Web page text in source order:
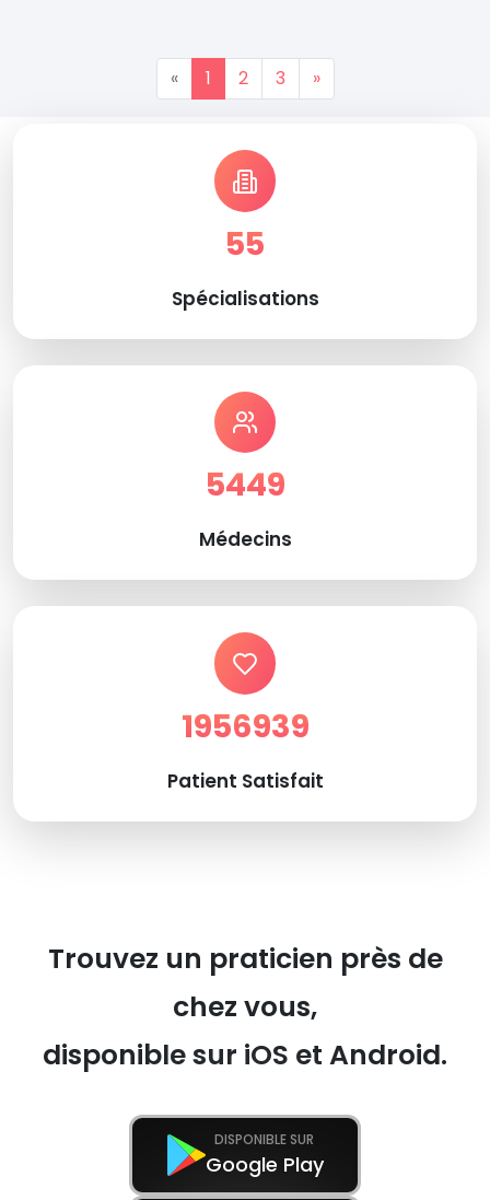
« 1 2 3 »
55
Spécialisations
5449
Médecins
1956939
Patient Satisfait
Trouvez un praticien près de
chez vous,
disponible sur iOS et Android.
DISPONIBLE SUR
Google Play